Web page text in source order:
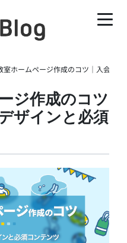
室ホームページ作成のコツ｜入会率
ジ作成のコツ
ザインと必須